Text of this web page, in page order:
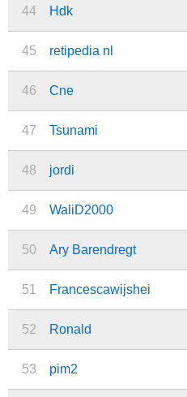
44 Hdk
45 retipedia nl
46 Cne
47 Tsunami
48 jordi
49 WaliD2000
50 Ary Barendregt
51 Francescawijshei
52 Ronald
53 pim2